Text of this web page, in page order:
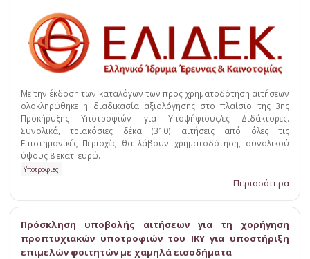
Με την έκδοση των καταλόγων των προς χρηματοδότηση αιτήσεων
ολοκληρώθηκε η διαδικασία αξιολόγησης στο πλαίσιο της 3ης
Προκήρυξης Υποτροφιών για Υποψήφιους/ες Διδάκτορες.
Συνολικά, τριακόσιες δέκα (310) αιτήσεις από όλες τις
Επιστημονικές Περιοχές θα λάβουν χρηματοδότηση, συνολικού
ύψους 8 εκατ. ευρώ.
Υποτροφίες
Περισσότερα
Πρόσκληση υποβολής αιτήσεων για τη χορήγηση
προπτυχιακών υποτροφιών του ΙΚΥ για υποστήριξη
επιμελών φοιτητών με χαμηλά εισοδήματα